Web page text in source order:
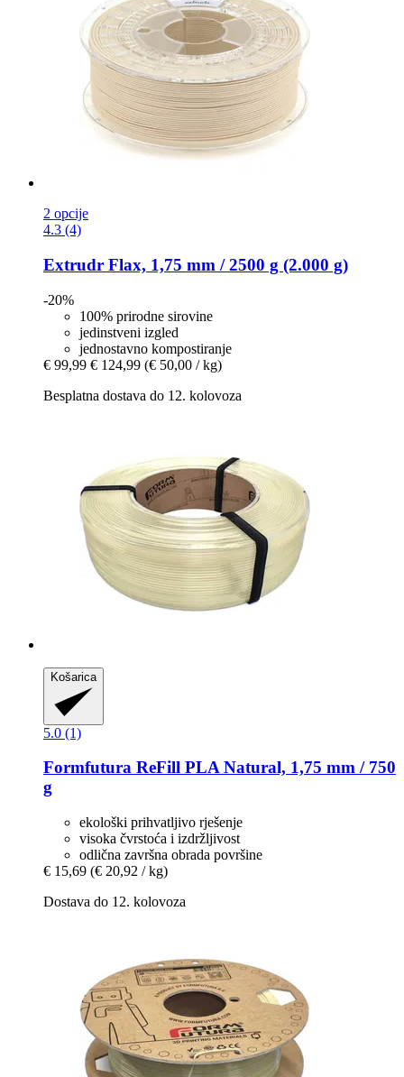
2 opcije
4.3 (4)
Extrudr Flax, 1,75 mm / 2500 g (2.000 g)
-20%
100% prirodne sirovine
jedinstveni izgled
jednostavno kompostiranje
€ 99,99 € 124,99 (€ 50,00 / kg)
Besplatna dostava do 12. kolovoza
Košarica
5.0 (1)
Formfutura ReFill PLA Natural, 1,75 mm / 750
g
ekološki prihvatljivo rješenje
visoka čvrstoća i izdržljivost
odlična završna obrada površine
€ 15,69 (€ 20,92 / kg)
Dostava do 12. kolovoza